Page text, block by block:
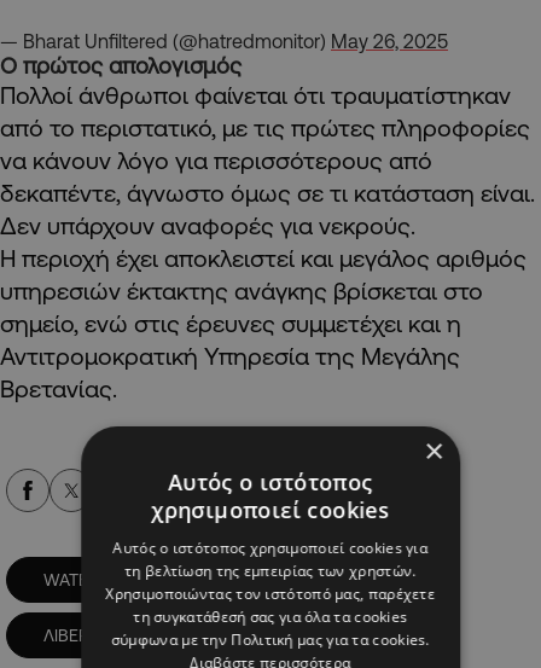
— Bharat Unfiltered (@hatredmonitor) May 26, 2025
Ο πρώτος απολογισμός
Πολλοί άνθρωποι φαίνεται ότι τραυματίστηκαν
από το περιστατικό, με τις πρώτες πληροφορίες
να κάνουν λόγο για περισσότερους από
δεκαπέντε, άγνωστο όμως σε τι κατάσταση είναι.
Δεν υπάρχουν αναφορές για νεκρούς.
Η περιοχή έχει αποκλειστεί και μεγάλος αριθμός
υπηρεσιών έκτακτης ανάγκης βρίσκεται στο
σημείο, ενώ στις έρευνες συμμετέχει και η
Αντιτρομοκρατική Υπηρεσία της Μεγάλης
Βρετανίας.
Alpha Podcasts
WATER STREET ΑΥΤΟΚΙΝΗΤΟ
ΛΙΒΕΡΠΟΥΛ ΠΕΖΟΙ
×
Αυτός ο ιστότοπος
χρησιμοποιεί cookies
Αυτός ο ιστότοπος χρησιμοποιεί cookies για
τη βελτίωση της εμπειρίας των χρηστών.
Χρησιμοποιώντας τον ιστότοπό μας, παρέχετε
τη συγκατάθεσή σας για όλα τα cookies
σύμφωνα με την Πολιτική μας για τα cookies.
Διαβάστε περισσότερα